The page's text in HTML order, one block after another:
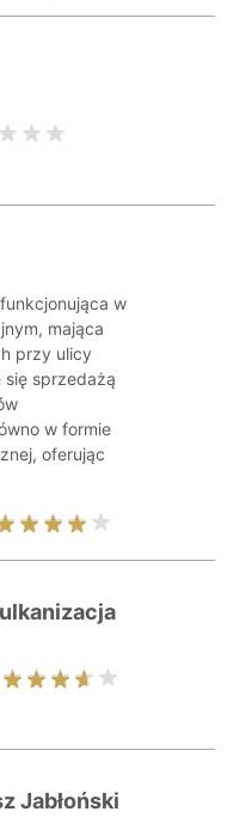
w
mająca
przy ulicy
się sprzedażą
w formie
oferując
Jabłoński